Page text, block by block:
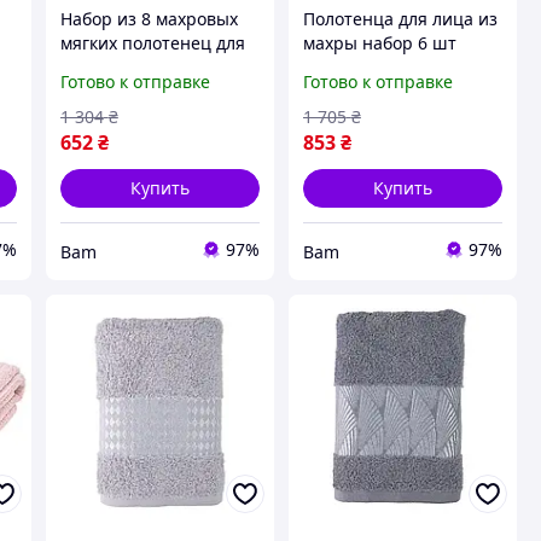
Набор из 8 махровых
мягких полотенец для
махровое
косметическое
полотенце для
вытирания лица
Разные цвета
Готово к отправке
652 ₴
1 304 ₴
Купить
Bam 97%
Полотенца для лица из
махры набор 6 шт
комплект полотенец
для умывания лица
Разные цвета bam
Готово к отправке
853₴
1 705 ₴
Купить
Bam 97%